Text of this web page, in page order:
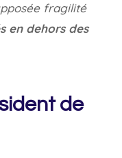
fragilité
en dehors des
de